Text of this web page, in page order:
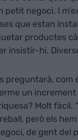
petit negoci. I
que estan
productes
insistir-hi.
preguntarà, com
un
Molt fàcil.
però els
de gent del